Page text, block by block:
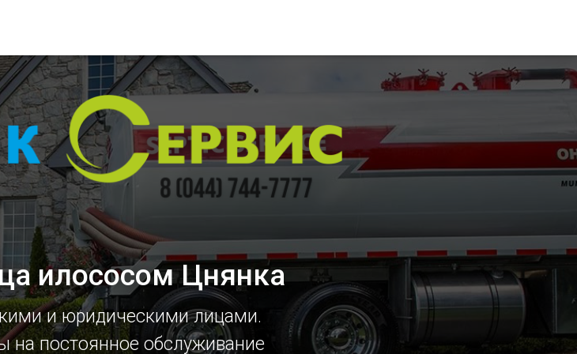
илососом Цнянка
и юридическими лицами.
на постоянное обслуживание